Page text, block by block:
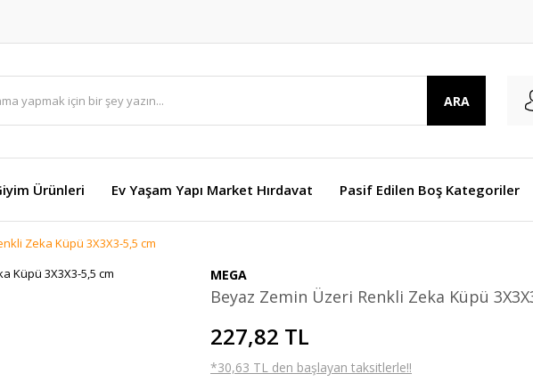
ARA
Ürünleri Ev Yaşam Yapı Market Hırdavat Pasif Edilen Boş Kategoriler
Zeka Küpü 3X3X3-5,5 cm
MEGA
Beyaz Zemin Üzeri Renkli Zeka Küpü
227,82 TL
*30,63 TL den başlayan taksitlerle!!